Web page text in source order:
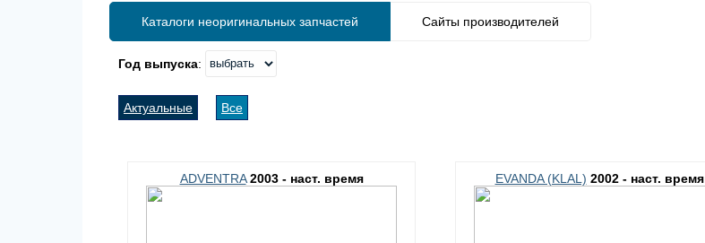
Каталоги неоригинальных запчастей Сайты производителей
Год выпуска:
Актуальные Все
ADVENTRA 2003 - наст. время EVANDA (KLAL) 2002 - наст. время